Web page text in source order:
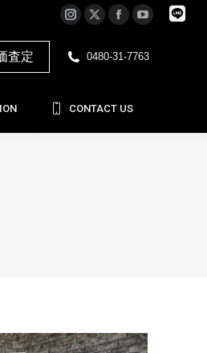
Instagram
opens
new
X
opens
new
Facebook
opens
new
YouTube
opens
査定 0480-31-7763
CONTACT US
CONTACT US